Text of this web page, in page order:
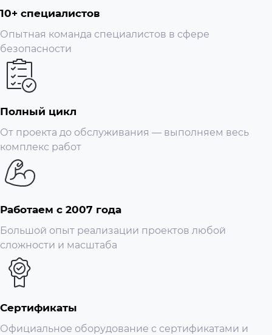
10+ специалистов
Опытная команда специалистов в сфере
безопасности
Полный цикл
От проекта до обслуживания — выполняем весь
комплекс работ
Работаем с 2007 года
Большой опыт реализации проектов любой
сложности и масштаба
Сертификаты
Официальное оборудование с сертификатами и